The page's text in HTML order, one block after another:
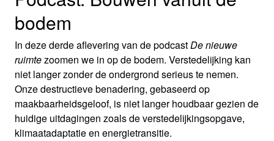
bodem
In deze derde aflevering van de podcastDe nieuwe
ruimtezoomen we in op de bodem. Verstedelijking kan
niet langer zonder de ondergrond serieus te nemen.
Onze destructieve benadering, gebaseerd op
maakbaarheidsgeloof, is niet langer houdbaar gezien de
huidige uitdagingen zoals de verstedelijkingsopgave,
klimaatadaptatie en energietransitie.